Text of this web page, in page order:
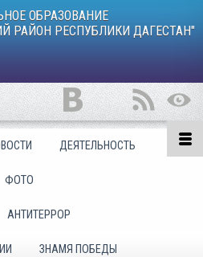
ОБРАЗОВАНИЕ
РАЙОН РЕСПУБЛИКИ ДАГЕСТАН"
ДЕЯТЕЛЬНОСТЬ
ФОТО
АНТИТЕРРОР
ЗНАМЯ ПОБЕДЫ